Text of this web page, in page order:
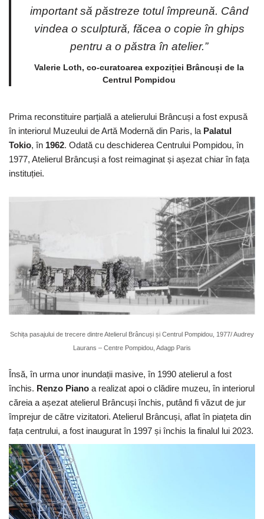
important să păstreze totul împreună. Când
vindea o sculptură, făcea o copie în ghips
pentru a o păstra în atelier.”
Valerie Loth, co-curatoarea expoziției Brâncuși de la
Centrul Pompidou
Prima reconstituire parțială a atelierului Brâncuși a fost expusă
în interiorul Muzeului de Artă Modernă din Paris, la Palatul
Tokio, în 1962. Odată cu deschiderea Centrului Pompidou, în
1977, Atelierul Brâncuși a fost reimaginat și așezat chiar în fața
instituției.
Schița pasajului de trecere dintre Atelierul Brâncuși și Centrul Pompidou, 1977/ Audrey
Laurans – Centre Pompidou, Adagp Paris
Însă, în urma unor inundații masive, în 1990 atelierul a fost
închis. Renzo Piano a realizat apoi o clădire muzeu, în interiorul
căreia a așezat atelierul Brâncuși închis, putând fi văzut de jur
împrejur de către vizitatori. Atelierul Brâncuși, aflat în piațeta din
fața centrului, a fost inaugurat în 1997 și închis la finalul lui 2023.